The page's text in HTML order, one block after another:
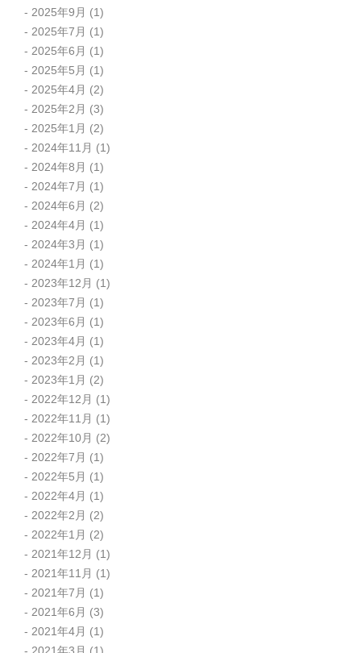
2025年9月 (1)
2025年7月 (1)
2025年6月 (1)
2025年5月 (1)
2025年4月 (2)
2025年2月 (3)
2025年1月 (2)
2024年11月 (1)
2024年8月 (1)
2024年7月 (1)
2024年6月 (2)
2024年4月 (1)
2024年3月 (1)
2024年1月 (1)
2023年12月 (1)
2023年7月 (1)
2023年6月 (1)
2023年4月 (1)
2023年2月 (1)
2023年1月 (2)
2022年12月 (1)
2022年11月 (1)
2022年10月 (2)
2022年7月 (1)
2022年5月 (1)
2022年4月 (1)
2022年2月 (2)
2022年1月 (2)
2021年12月 (1)
2021年11月 (1)
2021年7月 (1)
2021年6月 (3)
2021年4月 (1)
2021年3月 (1)